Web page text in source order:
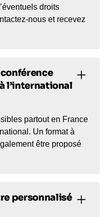
droits
nous et recevez
l’international
partout en France
Un format à
être proposé
personnalisé